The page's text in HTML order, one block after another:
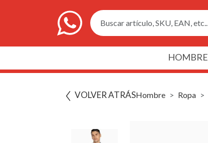
Buscar artículo, SKU, EAN, etc..
HOMBRE
VOLVER ATRÁSHombre Ropa